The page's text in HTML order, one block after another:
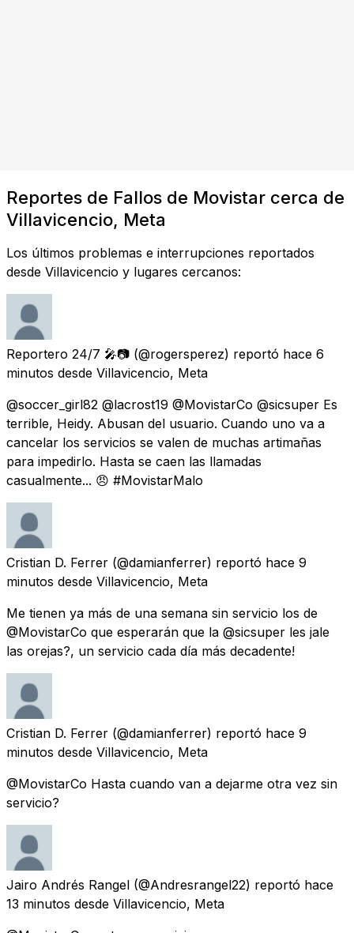
Reportes de Fallos de Movistar cerca de
Villavicencio, Meta
Los últimos problemas e interrupciones reportados
desde Villavicencio y lugares cercanos:
Reportero 24/7 🎤📷 (@rogersperez) reportó hace 6
minutos desde Villavicencio, Meta
@soccer_girl82 @lacrost19 @MovistarCo @sicsuper Es
terrible, Heidy. Abusan del usuario. Cuando uno va a
cancelar los servicios se valen de muchas artimañas
para impedirlo. Hasta se caen las llamadas
casualmente... 😠 #MovistarMalo
Cristian D. Ferrer (@damianferrer) reportó hace 9
minutos desde Villavicencio, Meta
Me tienen ya más de una semana sin servicio los de
@MovistarCo que esperarán que la @sicsuper les jale
las orejas?, un servicio cada día más decadente!
Cristian D. Ferrer (@damianferrer) reportó hace 9
minutos desde Villavicencio, Meta
@MovistarCo Hasta cuando van a dejarme otra vez sin
servicio?
Jairo Andrés Rangel (@Andresrangel22) reportó hace
13 minutos desde Villavicencio, Meta